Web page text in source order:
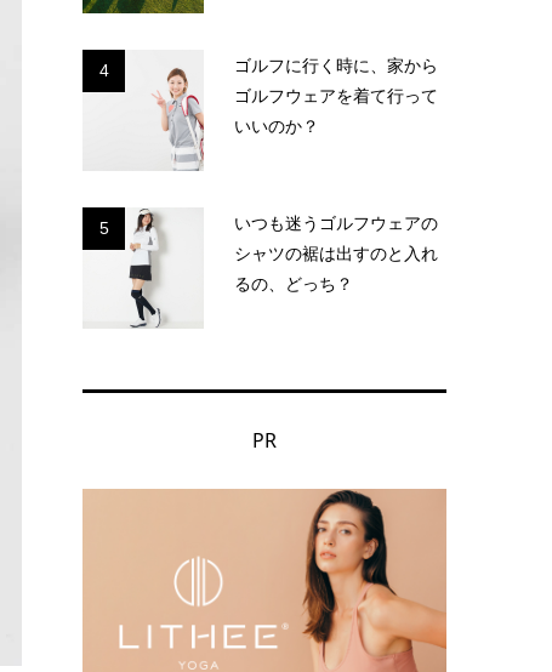
4
ゴルフに行く時に、家から
ゴルフウェアを着て行って
いいのか？
5
いつも迷うゴルフウェアの
シャツの裾は出すのと入れ
るの、どっち？
PR